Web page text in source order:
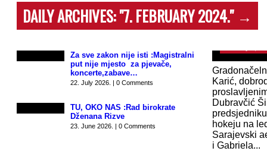
DAILY ARCHIVES:"7. FEBRUARY 2024."→
Za sve zakon nije isti :Magistralni
put nije mjesto za pjevače,
koncerte,zabave…
22. July 2026. | 0 Comments
TU, OKO NAS :Rad birokrate
Dženana Rizve
23. June 2026. | 0 Comments
dočekala
Karić,
Dubravčić
hokeju na
Sarajevski
i Gabriela...